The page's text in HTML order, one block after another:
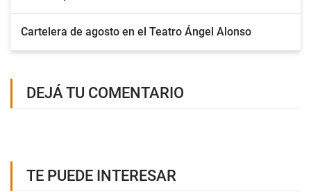
Cartelera de agosto en el Teatro Ángel Alonso
DEJÁ TU COMENTARIO
TE PUEDE INTERESAR